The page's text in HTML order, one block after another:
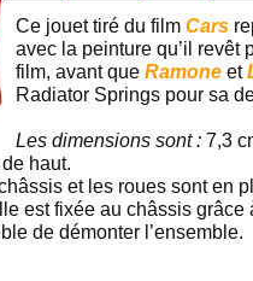
Ce jouet tiré du film Cars
avec la peinture qu’il revêt
film, avant que Ramone et
Radiator Springs pour sa
Les dimensions sont : 7,3
haut.
et les roues sont en
est fixée au châssis grâce
de démonter l’ensemble.